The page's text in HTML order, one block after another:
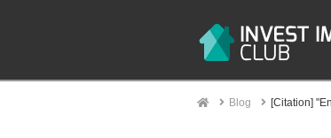
HomeBlog [Citation]